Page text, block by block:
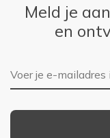
Meld je
en
E-mailadres